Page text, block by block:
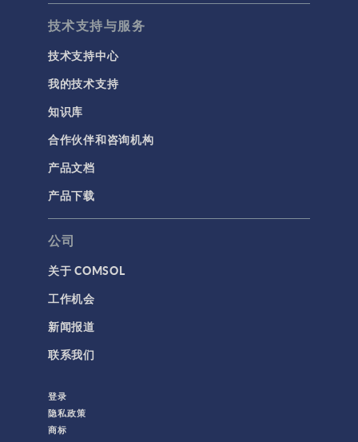
技术支持与服务
技术支持中心
我的技术支持
知识库
合作伙伴和咨询机构
产品文档
产品下载
公司
关于 COMSOL
工作机会
新闻报道
联系我们
登录
隐私政策
商标